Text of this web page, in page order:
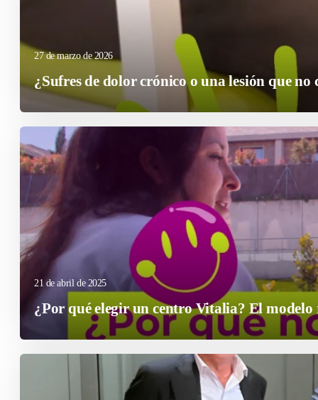
27 de marzo de 2026
¿Sufres de dolor crónico o una lesión que
21 de abril de 2025
¿Por qué elegir un centro Vitalia? El